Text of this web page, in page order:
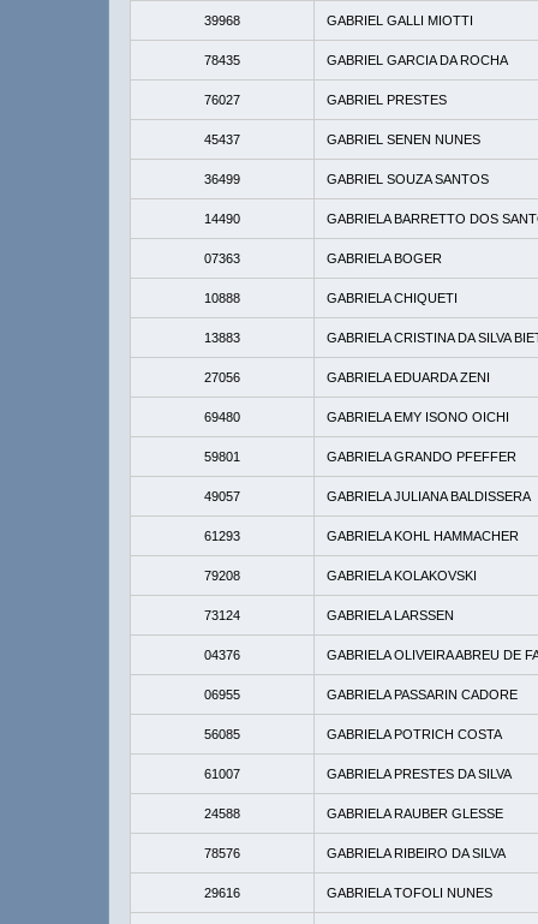
39968 GABRIEL GALLI MIOTTI
78435 GABRIEL GARCIA DA ROCHA
76027 GABRIEL PRESTES
45437 GABRIEL SENEN NUNES
36499 GABRIEL SOUZA SANTOS
14490 GABRIELA BARRETTO DOS
07363 GABRIELA BOGER
10888 GABRIELA CHIQUETI
13883 GABRIELA CRISTINA DA SILVA
27056 GABRIELA EDUARDA ZENI
69480 GABRIELA EMY ISONO OICHI
59801 GABRIELA GRANDO PFEFFER
49057 GABRIELA JULIANA BALDISSERA
61293 GABRIELA KOHL HAMMACHER
79208 GABRIELA KOLAKOVSKI
73124 GABRIELA LARSSEN
04376 GABRIELA OLIVEIRA ABREU DE
06955 GABRIELA PASSARIN CADORE
56085 GABRIELA POTRICH COSTA
61007 GABRIELA PRESTES DA SILVA
24588 GABRIELA RAUBER GLESSE
78576 GABRIELA RIBEIRO DA SILVA
29616 GABRIELA TOFOLI NUNES